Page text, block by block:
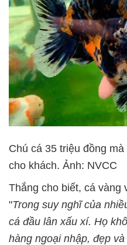
Chú cá 35 triệu đồng
cho khách. Ảnh: NVCC
Thắng cho biết, cá vàng
"Trong suy nghĩ của
cá đầu lân xấu xí. Họ
hàng ngoại nhập, đẹp